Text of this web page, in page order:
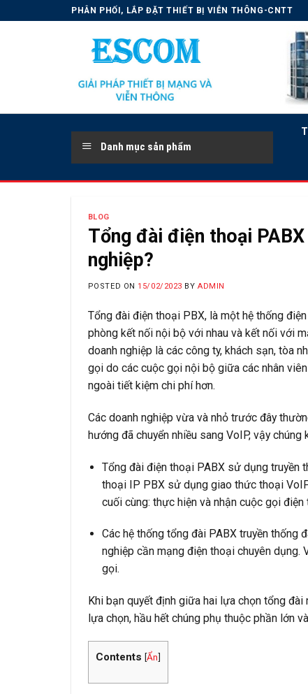
to
PHÂN PHỐI, LẮP ĐẶT THIẾT BỊ VIỄN THÔNG-CNTT
Danh mục sản phẩm
BLOG
Tổng đài điện thoại
nghiệp?
POSTED ON 15/02/2023 BYADMIN
Tổng đài điện thoại PBX, là một hệ thống
phòng kết nối nội bộ với nhau và kết nối với
doanh nghiệp là các công ty, khách sạn, tòa
gọi do các cuộc gọi nội bộ giữa các nhân
ngoài tiết kiệm chi phí hơn.
Các doanh nghiệp vừa và nhỏ trước đây
hướng đã chuyển nhiều sang VoIP, vậy
Tổng đài điện thoại PABX sử dụng truyền
thoại IP PBX sử dụng giao thức thoại
cuối cùng: thực hiện và nhận cuộc gọi điện
Các hệ thống tổng đài PABX truyền
nghiệp cần mạng điện thoại chuyên
gọi.
Khi bạn quyết định giữa hai lựa chọn tổng
lựa chọn, hầu hết chúng phụ thuộc phần lớn
Contents [Ẩn]